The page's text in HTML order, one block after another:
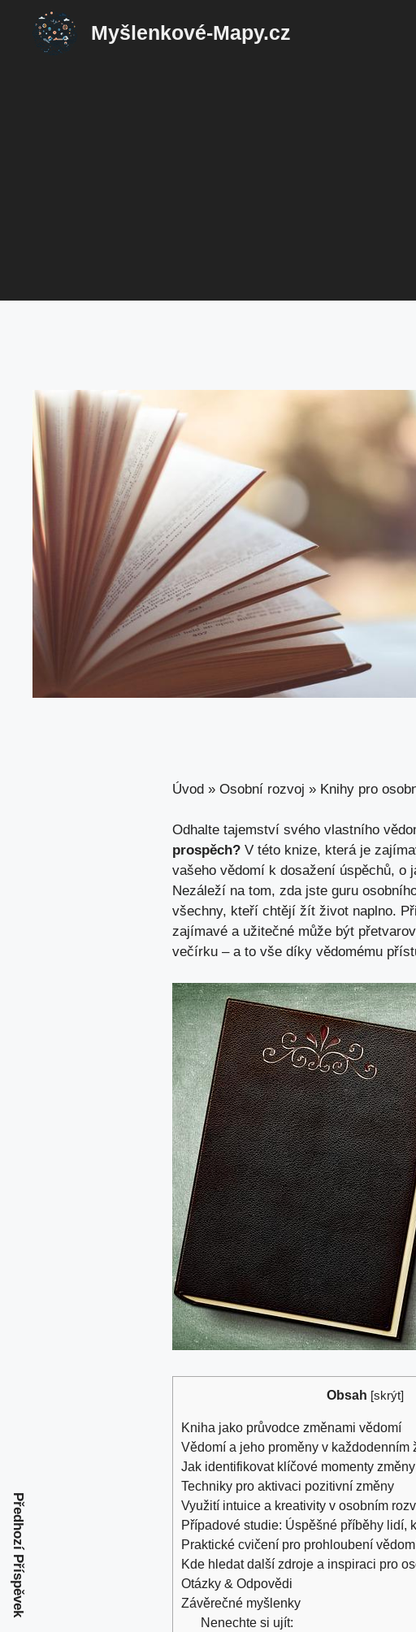
Přeskočit
Myšlenkové-Mapy.cz
Úvod » Osobní rozvoj » Knihy pro
Odhalte tajemství svého vlastního
prospěch? V této knize, která je
vašeho vědomí k dosažení úspěchů, o
Nezáleží na tom, zda jste guru
všechny, kteří chtějí žít život naplno.
zajímavé a užitečné může být
večírku – a to vše díky vědomému
Obsah [skrýt]
Kniha jako průvodce změnami vědomí
Vědomí a jeho proměny v každodenním
Jak identifikovat klíčové momenty
Techniky pro aktivaci pozitivní změny
Využití intuice a kreativity v osobním
Případové studie: Úspěšné příběhy lidí,
Praktické cvičení pro prohloubení
Kde hledat další zdroje a inspiraci pro
Otázky & Odpovědi
Závěrečné myšlenky
Nenechte si ujít:
Předhozí Příspěvek